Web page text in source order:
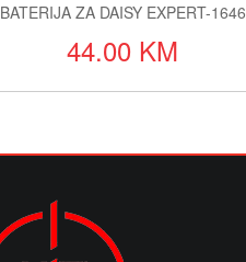
BATERIJA ZA DAISY EXPERT-1646
44.00 KM